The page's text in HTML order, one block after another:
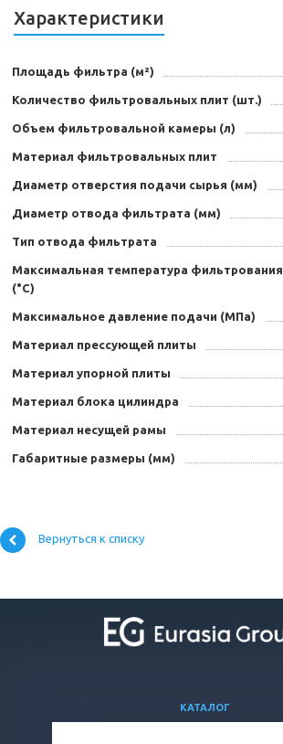
Характеристики
Площадь фильтра (м²)
Количество фильтровальных плит (шт.)
Объем фильтровальной камеры (л)
Материал фильтровальных плит
Диаметр отверстия подачи сырья (мм)
Диаметр отвода фильтрата (мм)
Тип отвода фильтрата
Максимальная температура фильтрования
(°C)
Максимальное давление подачи (МПа)
Материал прессующей плиты
Материал упорной плиты
Материал блока цилиндра
Материал несущей рамы
Габаритные размеры (мм)
Вернуться к списку
КАТАЛОГ